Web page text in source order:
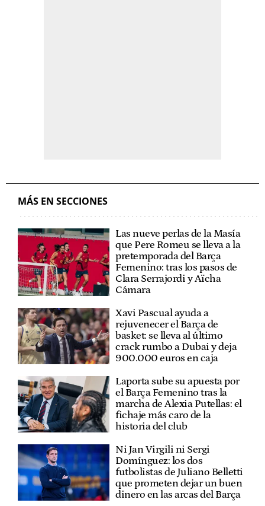
MÁS EN SECCIONES
Las nueve perlas de la Masía
que Pere Romeu se lleva a la
pretemporada del Barça
Femenino: tras los pasos de
Clara Serrajordi y Aïcha
Cámara
Xavi Pascual ayuda a
rejuvenecer el Barça de
basket: se lleva al último
crack rumbo a Dubai y deja
900.000 euros en caja
Laporta sube su apuesta por
el Barça Femenino tras la
marcha de Alexia Putellas: el
fichaje más caro de la
historia del club
Ni Jan Virgili ni Sergi
Domínguez: los dos
futbolistas de Juliano Belletti
que prometen dejar un buen
dinero en las arcas del Barça